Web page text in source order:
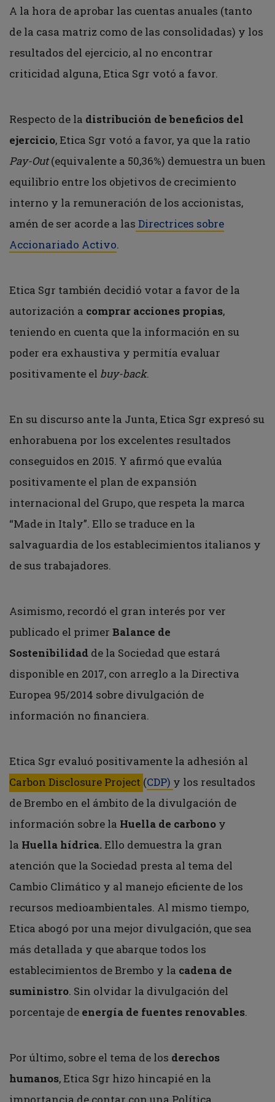
A la hora de aprobar las cuentas anuales (tanto
de la casa matriz como de las consolidadas) y los
resultados del ejercicio, al no encontrar
criticidad alguna, Etica Sgr votó a favor.
Respecto de la distribución de beneficios del
ejercicio, Etica Sgr votó a favor, ya que la ratio
Pay-Out(equivalente a 50,36%) demuestra un buen
equilibrio entre los objetivos de crecimiento
interno y la remuneración de los accionistas,
amén de ser acorde a las Directrices sobre
Accionariado Activo.
Etica Sgr también decidió votar a favor de la
autorización a comprar acciones propias,
teniendo en cuenta que la información en su
poder era exhaustiva y permitía evaluar
positivamente el buy-back.
En su discurso ante la Junta, Etica Sgr expresó su
enhorabuena por los excelentes resultados
conseguidos en 2015. Y afirmó que evalúa
positivamente el plan de expansión
internacional del Grupo, que respeta la marca
“Made in Italy”. Ello se traduce en la
salvaguardia de los establecimientos italianos y
de sus trabajadores.
Asimismo, recordó el gran interés por ver
publicado el primer Balance de
Sostenibilidad de la Sociedad que estará
disponible en 2017, con arreglo a la Directiva
Europea 95/2014 sobre divulgación de
información no financiera.
Etica Sgr evaluó positivamente la adhesión al
Carbon Disclosure Project (CDP) y los resultados
de Brembo en el ámbito de la divulgación de
información sobre la Huella de carbono y
la Huella hídrica.Ello demuestra la gran
atención que la Sociedad presta al tema del
Cambio Climático y al manejo eficiente de los
recursos medioambientales. Al mismo tiempo,
Etica abogó por una mejor divulgación, que sea
más detallada y que abarque todos los
establecimientos de Brembo y la cadena de
suministro. Sin olvidar la divulgación del
porcentaje de energía de fuentes renovables.
Por último, sobre el tema de los derechos
humanos, Etica Sgr hizo hincapié en la